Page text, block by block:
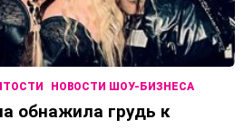
НОВОСТИ ШОУ-БИЗНЕСА
обнажила грудь к